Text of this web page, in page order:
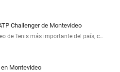
Challenger de Montevideo
de Tenis más importante del país, c…
Montevideo